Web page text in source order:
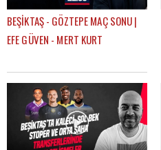
BEŞİKTAŞ - GÖZTEPE MAÇ SONU |
EFE GÜVEN - MERT KURT